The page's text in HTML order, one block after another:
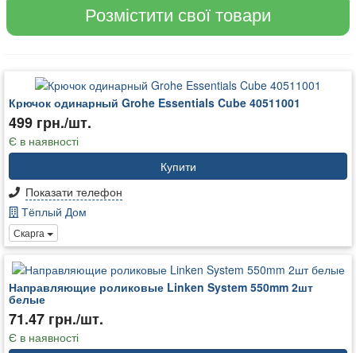
Розмістити свої товари
Крючок одинарный Grohe Essentials Cube 40511001
499 грн./шт.
Є в наявності
Купити
Показати телефон
Тёплый Дом
Скарга
Направляющие роликовые Linken System 550mm 2шт
белые
71.47 грн./шт.
Є в наявності